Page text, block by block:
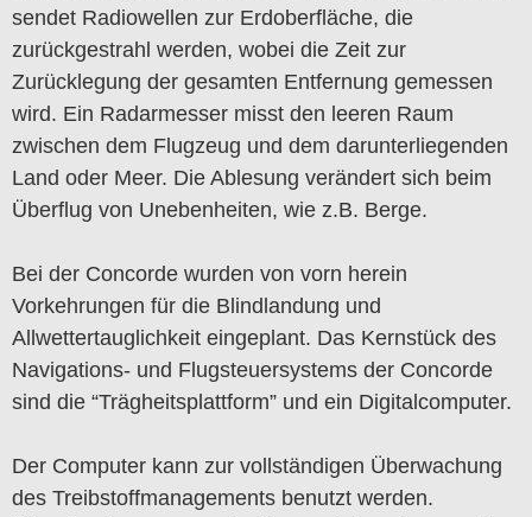
sendet Radiowellen zur Erdoberfläche, die
zurückgestrahl werden, wobei die Zeit zur
Zurücklegung der gesamten Entfernung gemessen
wird. Ein Radarmesser misst den leeren Raum
zwischen dem Flugzeug und dem darunterliegenden
Land oder Meer. Die Ablesung verändert sich beim
Überflug von Unebenheiten, wie z.B. Berge.
Bei der Concorde wurden von vorn herein
Vorkehrungen für die Blindlandung und
Allwettertauglichkeit eingeplant. Das Kernstück des
Navigations- und Flugsteuersystems der Concorde
sind die “Trägheitsplattform” und ein Digitalcomputer.
Der Computer kann zur vollständigen Überwachung
des Treibstoffmanagements benutzt werden.